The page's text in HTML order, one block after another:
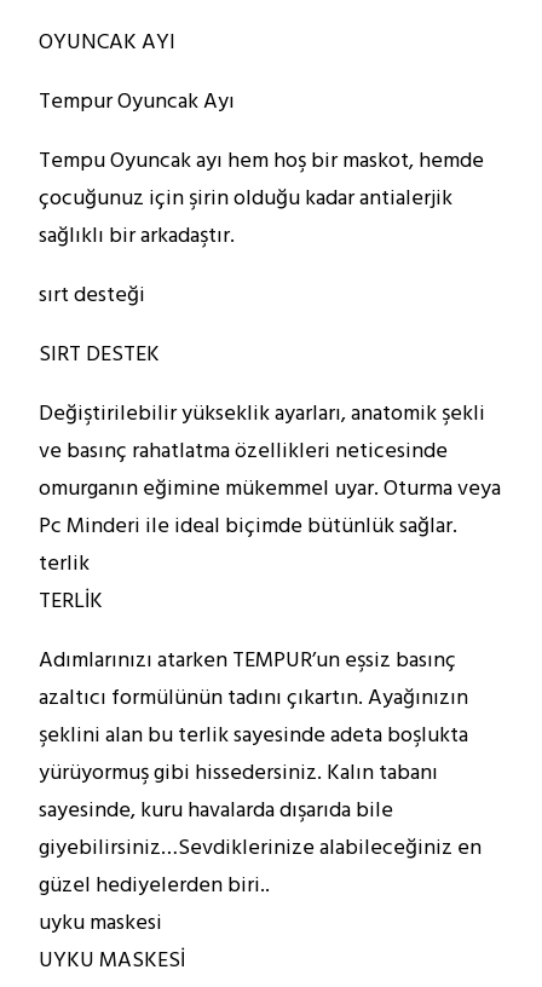
OYUNCAK AYI
Tempur Oyuncak Ayı
Tempu Oyuncak ayı hem hoş bir maskot, hemde
çocuğunuz için şirin olduğu kadar antialerjik
sağlıklı bir arkadaştır.
sırt desteği
SIRT DESTEK
Değiştirilebilir yükseklik ayarları, anatomik şekli
ve basınç rahatlatma özellikleri neticesinde
omurganın eğimine mükemmel uyar. Oturma veya
Pc Minderi ile ideal biçimde bütünlük sağlar.
terlik
TERLİK
Adımlarınızı atarken TEMPUR’un eşsiz basınç
azaltıcı formülünün tadını çıkartın. Ayağınızın
şeklini alan bu terlik sayesinde adeta boşlukta
yürüyormuş gibi hissedersiniz. Kalın tabanı
sayesinde, kuru havalarda dışarıda bile
giyebilirsiniz…Sevdiklerinize alabileceğiniz en
güzel hediyelerden biri..
uyku maskesi
UYKU MASKESİ